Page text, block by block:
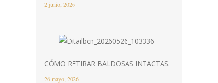
2 junio, 2026
CÓMO RETIRAR BALDOSAS INTACTAS.
26 mayo, 2026